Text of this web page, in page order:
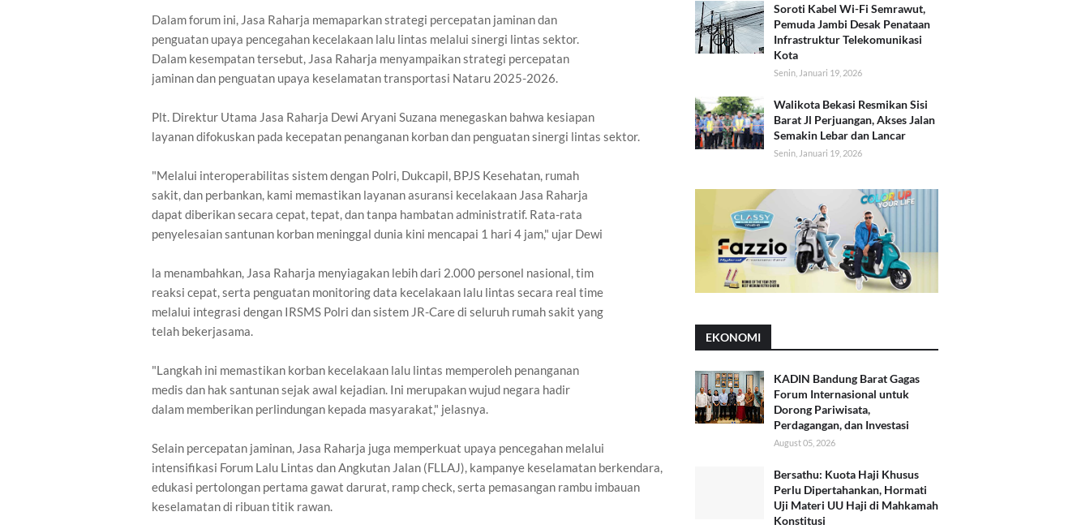
Dalam forum ini, Jasa Raharja memaparkan strategi percepatan jaminan dan
penguatan upaya pencegahan kecelakaan lalu lintas melalui sinergi lintas sektor.
Dalam kesempatan tersebut, Jasa Raharja menyampaikan strategi percepatan
jaminan dan penguatan upaya keselamatan transportasi Nataru 2025-2026.
Plt. Direktur Utama Jasa Raharja Dewi Aryani Suzana menegaskan bahwa kesiapan
layanan difokuskan pada kecepatan penanganan korban dan penguatan sinergi lintas sektor.
"Melalui interoperabilitas sistem dengan Polri, Dukcapil, BPJS Kesehatan, rumah
sakit, dan perbankan, kami memastikan layanan asuransi kecelakaan Jasa Raharja
dapat diberikan secara cepat, tepat, dan tanpa hambatan administratif. Rata-rata
penyelesaian santunan korban meninggal dunia kini mencapai 1 hari 4 jam," ujar Dewi
la menambahkan, Jasa Raharja menyiagakan lebih dari 2.000 personel nasional, tim
reaksi cepat, serta penguatan monitoring data kecelakaan lalu lintas secara real time
melalui integrasi dengan IRSMS Polri dan sistem JR-Care di seluruh rumah sakit yang
telah bekerjasama.
"Langkah ini memastikan korban kecelakaan lalu lintas memperoleh penanganan
medis dan hak santunan sejak awal kejadian. Ini merupakan wujud negara hadir
dalam memberikan perlindungan kepada masyarakat," jelasnya.
Selain percepatan jaminan, Jasa Raharja juga memperkuat upaya pencegahan melalui
intensifikasi Forum Lalu Lintas dan Angkutan Jalan (FLLAJ), kampanye keselamatan berkendara,
edukasi pertolongan pertama gawat darurat, ramp check, serta pemasangan rambu imbauan
keselamatan di ribuan titik rawan.
Soroti Kabel Wi-Fi Semrawut,
Pemuda Jambi Desak Penataan
Infrastruktur Telekomunikasi
Kota
Senin, Januari 19, 2026
Walikota Bekasi Resmikan Sisi
Barat Jl Perjuangan, Akses Jalan
Semakin Lebar dan Lancar
Senin, Januari 19, 2026
EKONOMI
KADIN Bandung Barat Gagas
Forum Internasional untuk
Dorong Pariwisata,
Perdagangan, dan Investasi
August 05, 2026
Bersathu: Kuota Haji Khusus
Perlu Dipertahankan, Hormati
Uji Materi UU Haji di Mahkamah
Konstitusi